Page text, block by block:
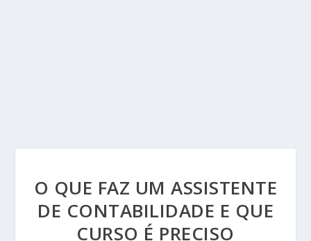
O QUE FAZ UM ASSISTENTE
DE CONTABILIDADE E QUE
CURSO É PRECISO